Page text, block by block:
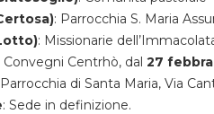
: Parrocchia S. Maria
: Missionarie
Convegni Centrhò, dal 27
di Santa Maria, Via
: Sede in definizione.